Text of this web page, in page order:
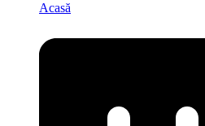
Acasă